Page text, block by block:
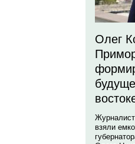
Олег
взяли